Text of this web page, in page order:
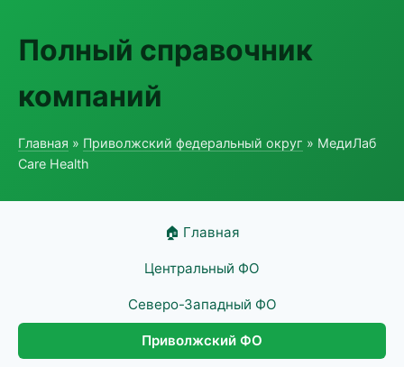
Полный справочник
компаний
Главная » Приволжский федеральный округ » МедиЛаб
Care Health
🏠 Главная
Центральный ФО
Северо-Западный ФО
Приволжский ФО